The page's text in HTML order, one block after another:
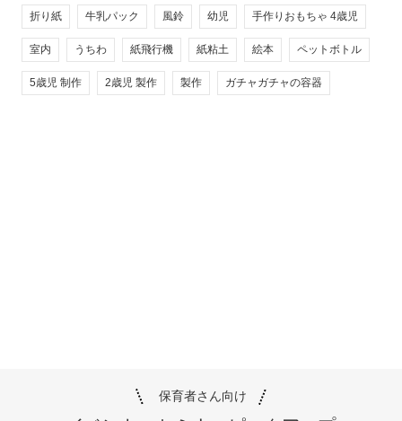
折り紙 牛乳パック 風鈴 幼児 手作りおもちゃ 4歳児
室内 うちわ 紙飛行機 紙粘土 絵本 ペットボトル
5歳児 制作 2歳児 製作 製作 ガチャガチャの容器
保育者さん向け